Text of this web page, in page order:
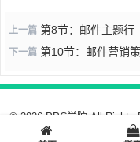
上一篇 第8节：邮件主题行
下一篇 第10节：邮件营销
© 2026 PPC学院 All Rights